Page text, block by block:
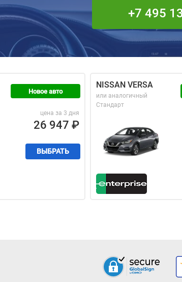
+7 495
Новое авто
цена за 3 дня
26 947 ₽
ВЫБРАТЬ
NISSAN VERSA
или аналогичный
Стандарт